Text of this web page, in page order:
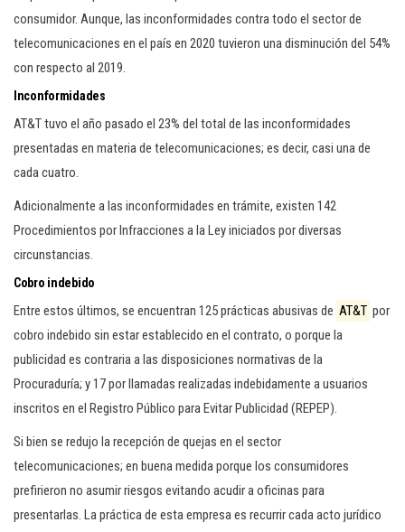
ó
consumidor. Aunque, las inconformidades contra todo el sector de
telecomunicaciones en el país en 2020 tuvieron una disminución del 54%
con respecto al 2019.
Inconformidades
AT&T tuvo el año pasado el 23% del total de las inconformidades
presentadas en materia de telecomunicaciones; es decir, casi una de
cada cuatro.
Adicionalmente a las inconformidades en trámite, existen 142
Procedimientos por Infracciones a la Ley iniciados por diversas
circunstancias.
Cobro indebido
Entre estos últimos, se encuentran 125 prácticas abusivas de AT&T por
cobro indebido sin estar establecido en el contrato, o porque la
publicidad es contraria a las disposiciones normativas de la
Procuraduría; y 17 por llamadas realizadas indebidamente a usuarios
inscritos en el Registro Público para Evitar Publicidad (REPEP).
Si bien se redujo la recepción de quejas en el sector
telecomunicaciones; en buena medida porque los consumidores
prefirieron no asumir riesgos evitando acudir a oficinas para
presentarlas. La práctica de esta empresa es recurrir cada acto jurídico